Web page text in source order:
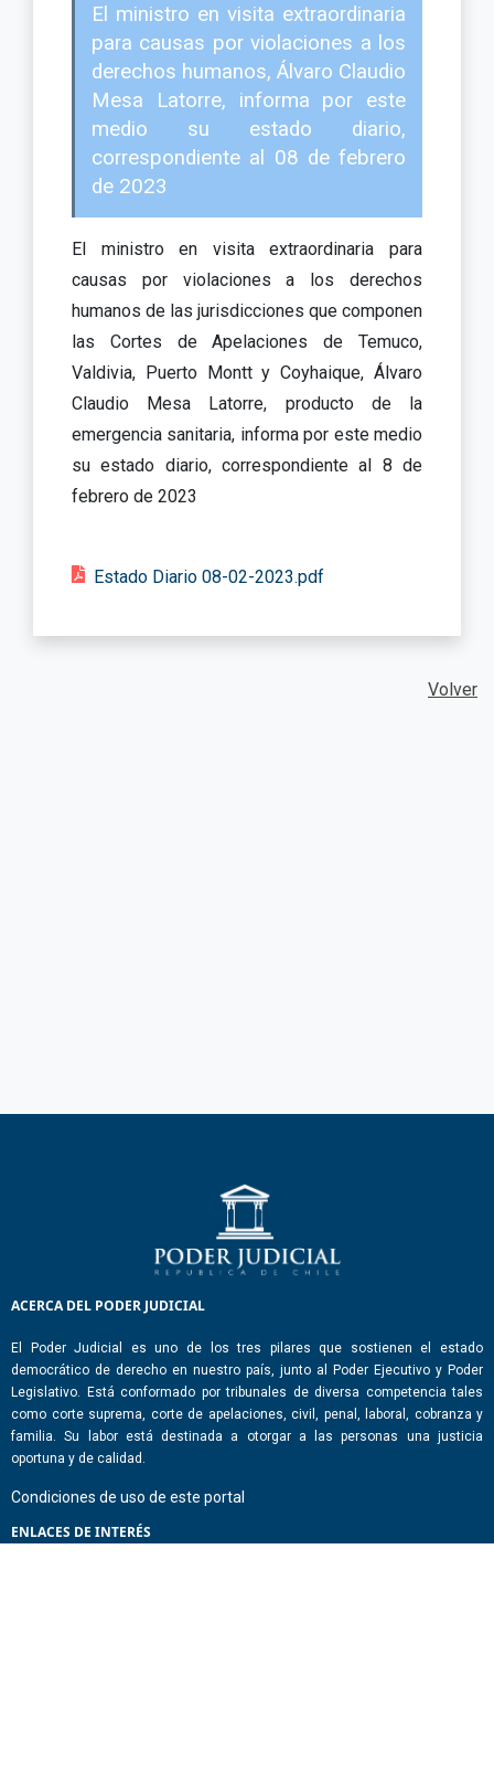
El ministro en visita extraordinaria
para causas por violaciones a los
derechos humanos, Álvaro Claudio
Mesa Latorre, informa por este
medio su estado diario,
correspondiente al 08 de febrero
de 2023
El ministro en visita extraordinaria para
causas por violaciones a los derechos
humanos de las jurisdicciones que componen
las Cortes de Apelaciones de Temuco,
Valdivia, Puerto Montt y Coyhaique, Álvaro
Claudio Mesa Latorre, producto de la
emergencia sanitaria, informa por este medio
su estado diario, correspondiente al 8 de
febrero de 2023
Estado Diario 08-02-2023.pdf
Volver
ACERCA DEL PODER JUDICIAL
El Poder Judicial es uno de los tres pilares que sostienen el estado
democrático de derecho en nuestro país, junto al Poder Ejecutivo y Poder
Legislativo. Está conformado por tribunales de diversa competencia tales
como corte suprema, corte de apelaciones, civil, penal, laboral, cobranza y
familia. Su labor está destinada a otorgar a las personas una justicia
oportuna y de calidad.
Condiciones de uso de este portal
ENLACES DE INTERÉS